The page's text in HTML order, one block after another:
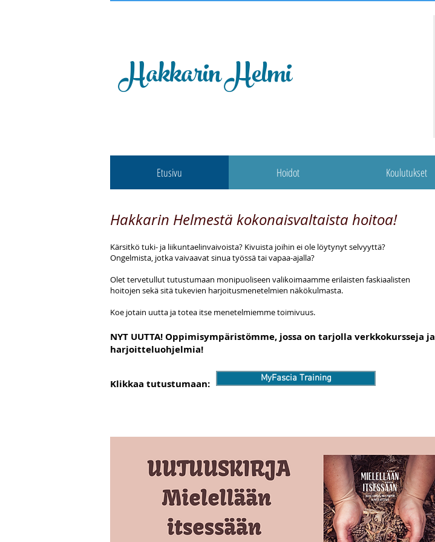
Hakkarin Helmi
Etusivu Hoidot Koulutukset
Hakkarin Helmestä kokonaisvaltaista hoitoa!
Kärsitkö tuki- ja liikuntaelinvaivoista? Kivuista joihin ei ole löytynyt selvyyttä?
Ongelmista, jotka vaivaavat sinua työssä tai vapaa-ajalla?
Olet tervetullut tutustumaan monipuoliseen valikoimaamme erilaisten faskiaalisten
hoitojen sekä sitä tukevien harjoitusmenetelmien näkökulmasta.
Koe jotain uutta ja totea itse menetelmiemme toimivuus.
NYT UUTTA! Oppimisympäristömme, jossa on tarjolla verkkokursseja ja
harjoitteluohjelmia!
Klikkaa tutustumaan: MyFascia Training